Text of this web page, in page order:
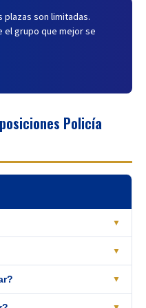
plazas son limitadas.
grupo que mejor se
Policía
▼
Grado Medio
universitaria. Los títulos
▼
es
el IMC (entre 18,5 y
▼